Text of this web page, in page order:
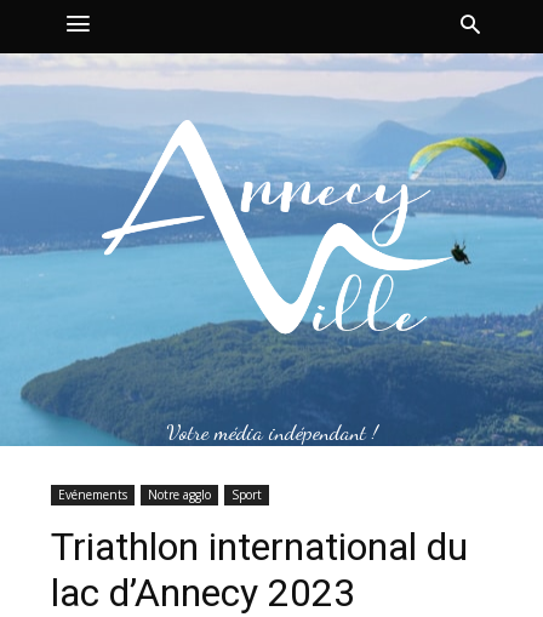
Votre média indépendant !
Evénements Notre agglo Sport
Triathlon international du
lac d’Annecy 2023